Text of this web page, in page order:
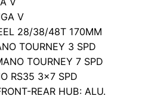
Ft.
V
28/38/48T 170MM
TOURNEY 3 SPD
TOURNEY 7 SPD
RS35 3×7 SPD
REAR HUB: ALU.